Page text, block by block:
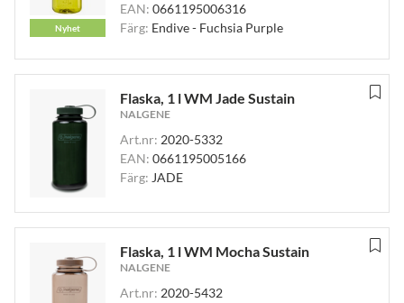
Nyhet
EAN: 0661195006316
Färg: Endive - Fuchsia Purple
Flaska, 1 l WM Jade Sustain
NALGENE
Art.nr: 2020-5332
EAN: 0661195005166
Färg: JADE
Flaska, 1 l WM Mocha Sustain
NALGENE
Art.nr: 2020-5432